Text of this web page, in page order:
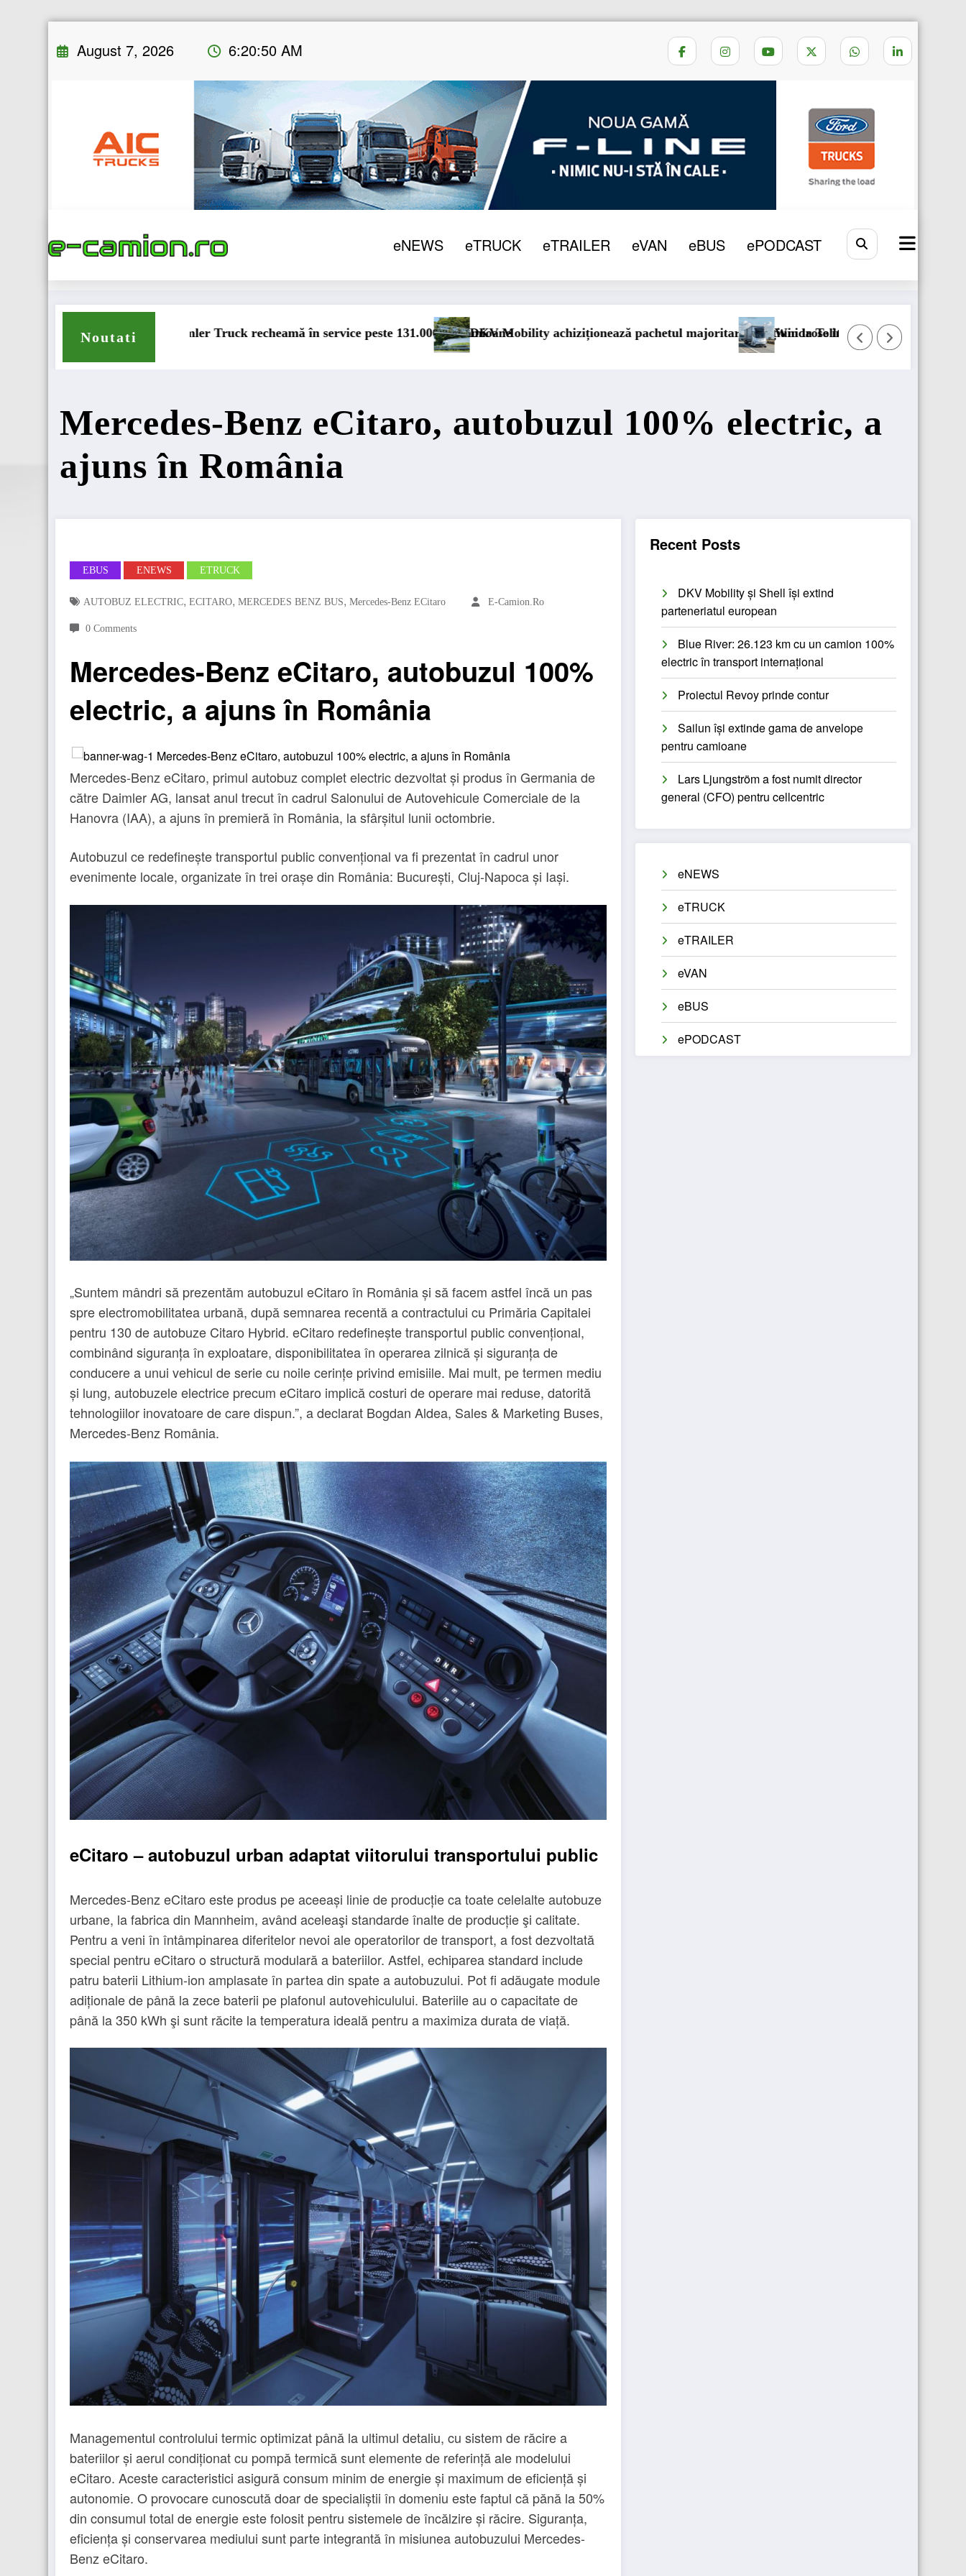
August 7, 2026 6:20:51 AM
eNEWS eTRUCK eTRAILER eVAN eBUS ePODCAST
Mercedes-Benz eCitaro, autobuzul 100% electric, a ajuns în România
Noutati
peste 131.000 de camioaneDKV Mobility achiziționează pachetul majoritar de acțiuni la TollticketsWindrose intră în operațiuni comerciale cu DSV DKV Mobility și Shell își extind
Mercedes-Benz eCitaro, autobuzul 100% electric, a
ajuns în România
EBUS ENEWS ETRUCK
AUTOBUZ ELECTRIC, ECITARO, MERCEDES BENZ BUS, Mercedes-Benz ECitaro E-Camion.ro
0 Comments
Mercedes-Benz eCitaro, autobuzul 100%
electric, a ajuns în România
Mercedes-Benz eCitaro, primul autobuz complet electric dezvoltat și produs în Germania de
către Daimler AG, lansat anul trecut în cadrul Salonului de Autovehicule Comerciale de la
Hanovra (IAA), a ajuns în premieră în România, la sfârșitul lunii octombrie.
Autobuzul ce redefinește transportul public convențional va fi prezentat în cadrul unor
evenimente locale, organizate în trei orașe din România: București, Cluj-Napoca și Iași.
„Suntem mândri să prezentăm autobuzul eCitaro în România și să facem astfel încă un pas
spre electromobilitatea urbană, după semnarea recentă a contractului cu Primăria Capitalei
pentru 130 de autobuze Citaro Hybrid. eCitaro redefinește transportul public convențional,
combinând siguranța în exploatare, disponibilitatea în operarea zilnică și siguranța de
conducere a unui vehicul de serie cu noile cerințe privind emisiile. Mai mult, pe termen mediu
și lung, autobuzele electrice precum eCitaro implică costuri de operare mai reduse, datorită
tehnologiilor inovatoare de care dispun.”, a declarat Bogdan Aldea, Sales & Marketing Buses,
Mercedes-Benz România.
eCitaro – autobuzul urban adaptat viitorului transportului public
Mercedes-Benz eCitaro este produs pe aceeași linie de producție ca toate celelalte autobuze
urbane, la fabrica din Mannheim, având aceleaşi standarde înalte de producție şi calitate.
Pentru a veni în întâmpinarea diferitelor nevoi ale operatorilor de transport, a fost dezvoltată
special pentru eCitaro o structură modulară a bateriilor. Astfel, echiparea standard include
patru baterii Lithium-ion amplasate în partea din spate a autobuzului. Pot fi adăugate module
adiționale de până la zece baterii pe plafonul autovehiculului. Bateriile au o capacitate de
până la 350 kWh şi sunt răcite la temperatura ideală pentru a maximiza durata de viață.
Managementul controlului termic optimizat până la ultimul detaliu, cu sistem de răcire a
bateriilor și aerul condiționat cu pompă termică sunt elemente de referință ale modelului
eCitaro. Aceste caracteristici asigură consum minim de energie și maximum de eficiență și
autonomie. O provocare cunoscută doar de specialiștii în domeniu este faptul că pănă la 50%
din consumul total de energie este folosit pentru sistemele de încălzire și răcire. Siguranța,
eficiența și conservarea mediului sunt parte integrantă în misiunea autobuzului Mercedes-
Benz eCitaro.
Recent Posts
DKV Mobility și Shell își extind
parteneriatul european
Blue River: 26.123 km cu un camion 100%
electric în transport internațional
Proiectul Revoy prinde contur
Sailun își extinde gama de anvelope
pentru camioane
Lars Ljungström a fost numit director
general (CFO) pentru cellcentric
eNEWS
eTRUCK
eTRAILER
eVAN
eBUS
ePODCAST